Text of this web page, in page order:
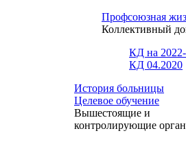
Профсоюзная
Коллективный
КД на
КД 04.2020
История больницы
Целевое обучение
Вышестоящие и
контролирующие